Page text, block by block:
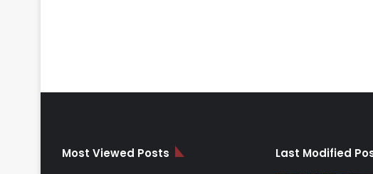
Most Viewed Posts Last Modified